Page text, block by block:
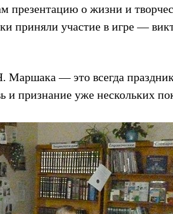
презентацию о жизни и
приняли участие в игре —
Маршака — это всегда
и признание уже нескольких